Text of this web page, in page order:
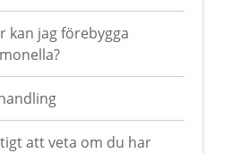
kan jag förebygga
att veta om du har